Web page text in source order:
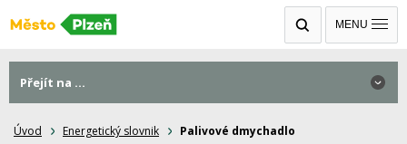
MENU
Úvod Energetický slovnik Palivové dmychadlo
Přejít na ...